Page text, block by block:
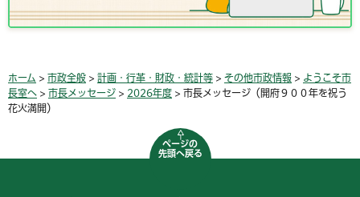
ホーム > 市政全般 > 計画・行革・財政・統計等 > その他市政情報 > ようこそ市
長室へ > 市長メッセージ > 2026年度 > 市長メッセージ（開府９００年を祝う
花火満開）
ページの
先頭へ戻る